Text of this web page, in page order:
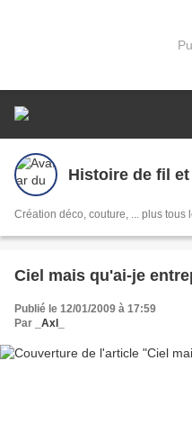
Histoire de fil
Création déco, couture, ... plus tous
Ciel mais qu'ai-je
Publié le 12/01/2009 à 17:59
Par
_Axl_